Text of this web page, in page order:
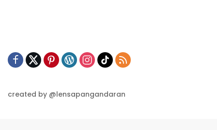
created by @lensapangandaran